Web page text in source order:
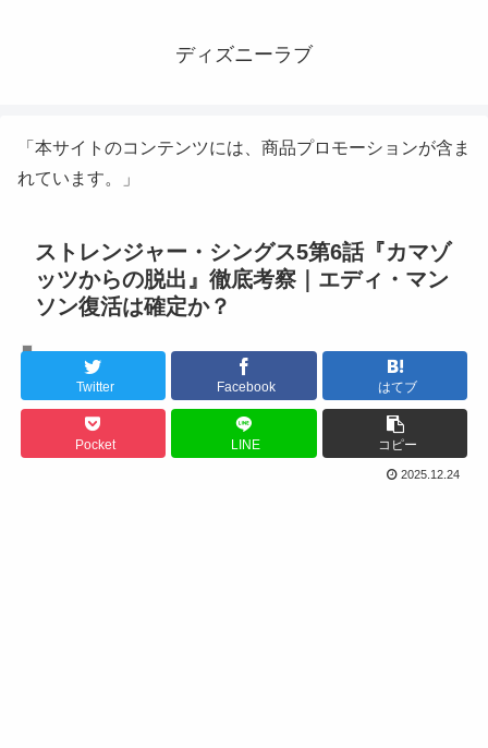
ディズニーラブ
「本サイトのコンテンツには、商品プロモーションが含ま
れています。」
ストレンジャー・シングス5第6話『カマゾ
ッツからの脱出』徹底考察｜エディ・マン
ソン復活は確定か？
Twitter Facebook はてブ
Pocket LINE コピー
2025.12.24